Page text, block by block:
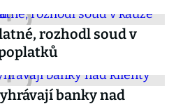
rozhodl soud v
banky nad